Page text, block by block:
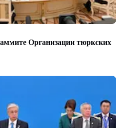
Организации тюркских